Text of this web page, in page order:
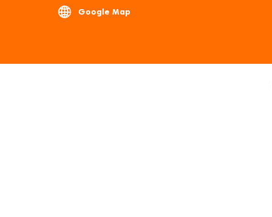
Google Map